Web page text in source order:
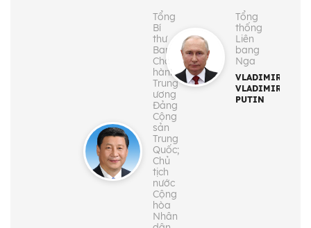
Tổng
Bí
thư
Ban
Chấp
hành
Trung
ương
Đảng
Cộng
sản
Trung
Quốc;
Chủ
tịch
nước
Cộng
hòa
Nhân
Tổng
thống
Liên
bang
Nga
VLADIMIR
VLADIMIROVICH
PUTIN